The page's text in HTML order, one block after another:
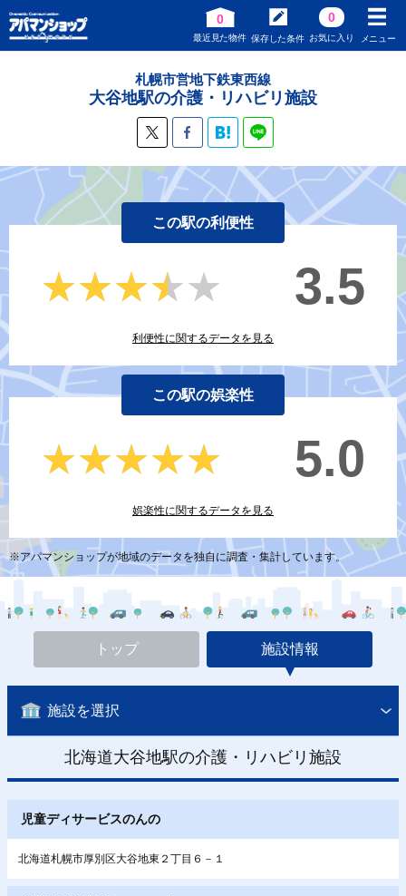
0
最近見た物件 保存した条件
0
お気に入り メニュー
札幌市営地下鉄東西線
大谷地駅の介護・リハビリ施設
この駅の利便性
★★★★★
★★★★★ 3.5
利便性に関するデータを見る
この駅の娯楽性
★★★★★
★★★★★ 5.0
娯楽性に関するデータを見る
※アパマンショップが地域のデータを独自に調査・集計しています。
トップ 施設情報
施設を選択
北海道大谷地駅の介護・リハビリ施設
児童ディサービスのんの
北海道札幌市厚別区大谷地東２丁目６－１